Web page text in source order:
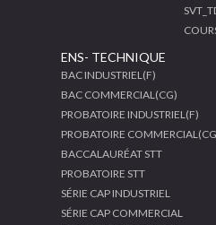
ENS- TECHNIQUE
BAC INDUSTRIEL(F)
BAC COMMERCIAL(CG)
PROBATOIRE INDUSTRIEL(F)
PROBATOIRE
BACCALAURÉAT STT
PROBATOIRE STT
SÉRIE CAP INDUSTRIEL
SÉRIE CAP COMMERCIAL